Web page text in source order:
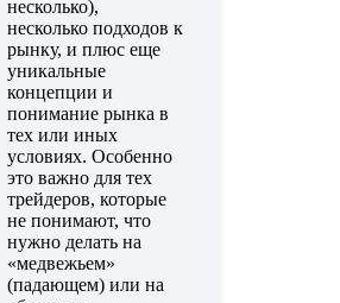
несколько),
несколько подходов к
рынку, и плюс еще
уникальные
концепции и
понимание рынка в
тех или иных
условиях. Особенно
это важно для тех
трейдеров, которые
не понимают, что
нужно делать на
«медвежьем»
(падающем) или на